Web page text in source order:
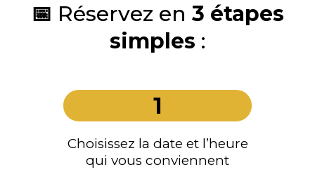
📅 Réservez en 3 étapes
simples :
1
Choisissez la date et l’heure
qui vous conviennent